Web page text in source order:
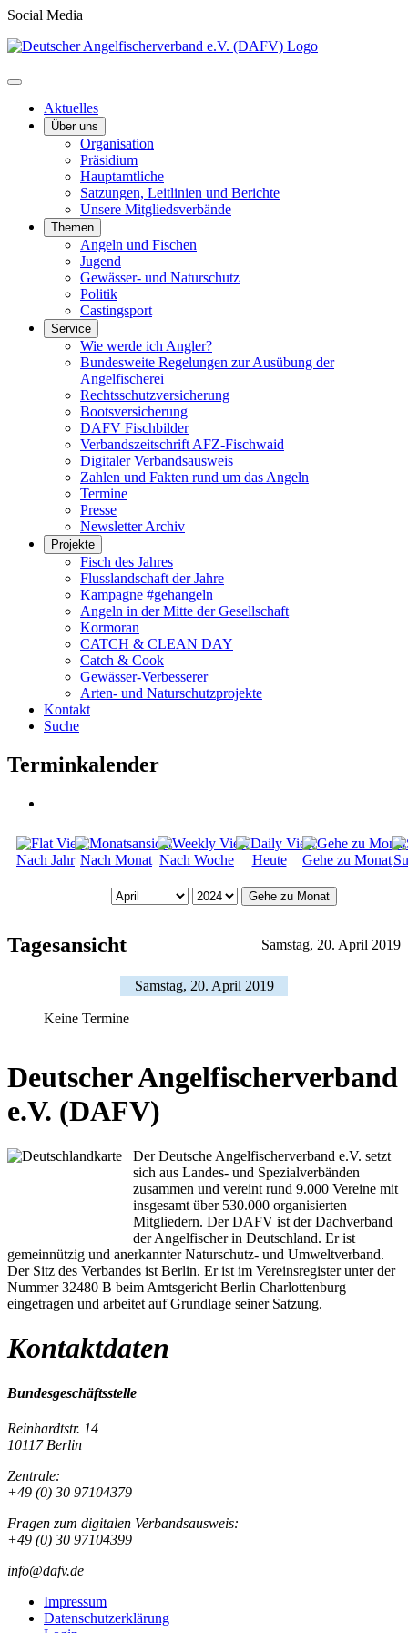
Social Media
Aktuelles
Über uns
Organisation
Präsidium
Hauptamtliche
Satzungen, Leitlinien und Berichte
Unsere Mitgliedsverbände
Themen
Angeln und Fischen
Jugend
Gewässer- und Naturschutz
Politik
Castingsport
Service
Wie werde ich Angler?
Bundesweite Regelungen zur Ausübung der
Angelfischerei
Rechtsschutzversicherung
Bootsversicherung
DAFV Fischbilder
Verbandszeitschrift AFZ-Fischwaid
Digitaler Verbandsausweis
Zahlen und Fakten rund um das Angeln
Termine
Presse
Newsletter Archiv
Projekte
Fisch des Jahres
Flusslandschaft der Jahre
Kampagne #gehangeln
Angeln in der Mitte der Gesellschaft
Kormoran
CATCH & CLEAN DAY
Catch & Cook
Gewässer-Verbesserer
Arten- und Naturschutzprojekte
Kontakt
Suche
Terminkalender
Nach Jahr Nach Monat Nach Woche Heute Gehe zu Monat
Gehe zu Monat
Tagesansicht Samstag, 20. April 2019
Samstag, 20. April 2019
Keine Termine
Deutscher Angelfischerverband
e.V. (DAFV)
Der Deutsche Angelfischerverband e.V. setzt
sich aus Landes- und Spezialverbänden
zusammen und vereint rund 9.000 Vereine mit
insgesamt über 530.000 organisierten
Mitgliedern. Der DAFV ist der Dachverband
der Angelfischer in Deutschland. Er ist
gemeinnützig und anerkannter Naturschutz- und Umweltverband.
Der Sitz des Verbandes ist Berlin. Er ist im Vereinsregister unter der
Nummer 32480 B beim Amtsgericht Berlin Charlottenburg
eingetragen und arbeitet auf Grundlage seiner Satzung.
Kontaktdaten
Bundesgeschäftsstelle
Reinhardtstr. 14
10117 Berlin
Zentrale:
+49 (0) 30 97104379
Fragen zum digitalen Verbandsausweis:
+49 (0) 30 97104399
info@dafv.de
Impressum
Datenschutzerklärung